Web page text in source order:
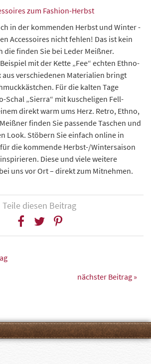
zum Fashion-Herbst
in der kommenden Herbst und Winter -
Accessoires nicht fehlen! Das ist kein
die finden Sie bei Leder Meißner.
mit der Kette „Fee“ echten Ethno-
aus verschiedenen Materialien bringt
Für die kalten Tage
Schal „Sierra“ mit kuscheligen Fell-
direkt warm ums Herz. Retro, Ethno,
finden Sie passende Taschen und
Look. Stöbern Sie einfach online in
die kommende Herbst-/Wintersaison
Diese und viele weitere
uns vor Ort – direkt zum Mitnehmen.
Teile diesen Beitrag
nächster Beitrag »